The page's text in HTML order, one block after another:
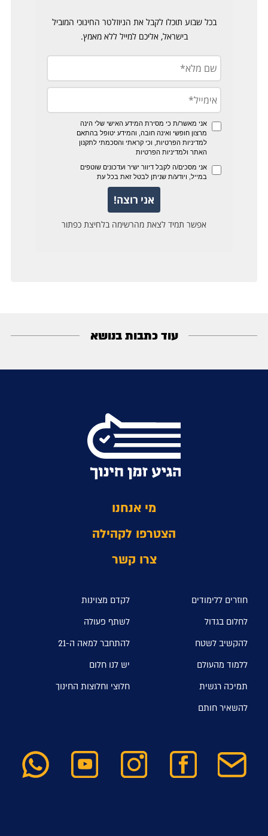
עוד כתבות בנושא
מי אנחנו
הצטרפו לקהילה
צרו קשר
חוזרים ללימודים
לקדם מצוינות
לחלום בגדול
לשתף פעולה
להקשיב לשטח
להתחבר למאה ה-21
ללמוד מהעולם
יש לנו חלום
תמיכה רגשית
חלוצי וחלוצות החינוך
להשאיר חותם